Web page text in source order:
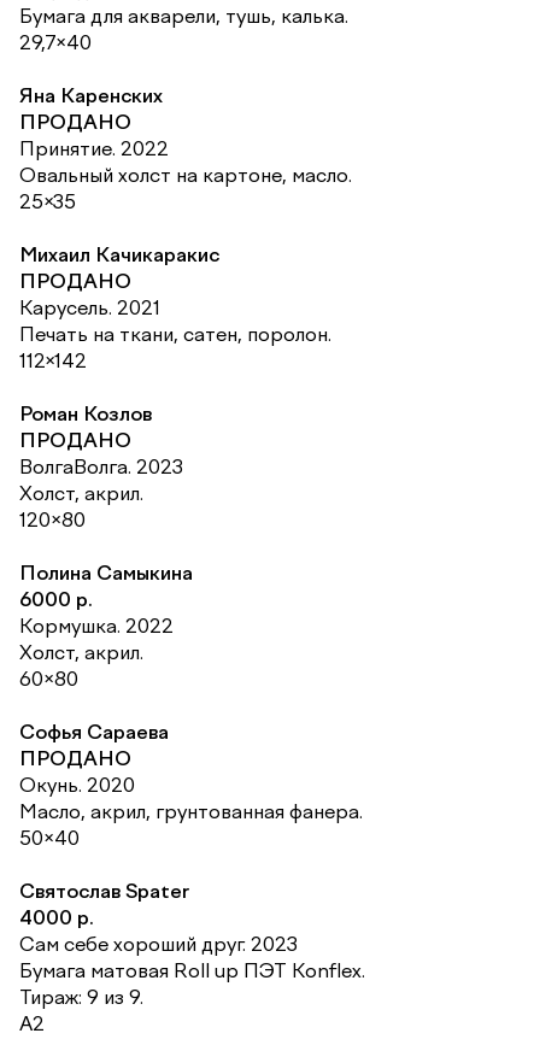
Бумага для акварели, тушь, калька.
29,7×40
Яна Каренских
ПРОДАНО
Принятие. 2022
Овальный холст на картоне, масло.
25×35
Михаил Качикаракис
ПРОДАНО
Карусель. 2021
Печать на ткани, сатен, поролон.
112×142
Роман Козлов
ПРОДАНО
ВолгаВолга. 2023
Холст, акрил.
120×80
Полина Самыкина
6000 р.
Кормушка. 2022
Холст, акрил.
60×80
Софья Сараева
ПРОДАНО
Окунь. 2020
Масло, акрил, грунтованная фанера.
50×40
Святослав Spater
4000 р.
Сам себе хороший друг. 2023
Бумага матовая Roll up ПЭТ Konflex.
Тираж: 9 из 9.
А2